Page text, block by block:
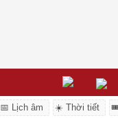
📅 Lịch âm ☀️ Thời tiết